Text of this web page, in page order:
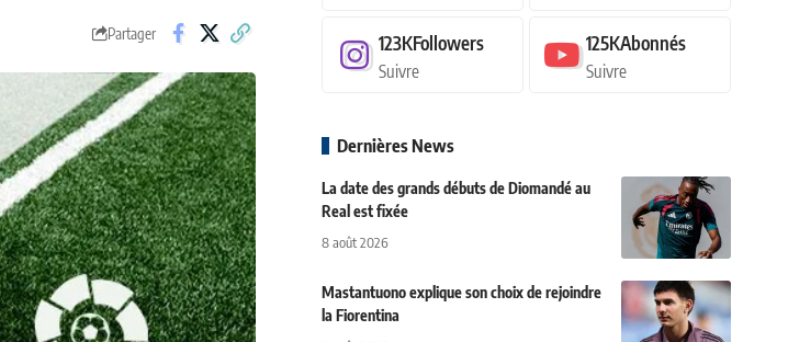
Partager 123KFollowers
Suivre
125KAbonnés
Suivre
Dernières News
La date des grands débuts de Diomandé au
Real est fixée
8 août 2026
Mastantuono explique son choix de rejoindre
la Fiorentina